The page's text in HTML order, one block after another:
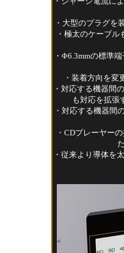
・大型のプラグを
・極太のケーブ
・Φ6.3mmの標準
・装着方向を
・対応する機器間
も対応を拡張
・対応する機器間
・CDプレーヤー
・従来より導体を